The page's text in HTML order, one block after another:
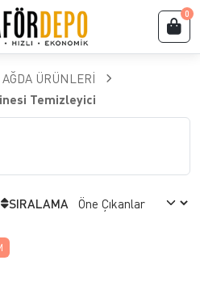
0
AĞDA ÜRÜNLERİ
Temizleyici
SIRALAMA